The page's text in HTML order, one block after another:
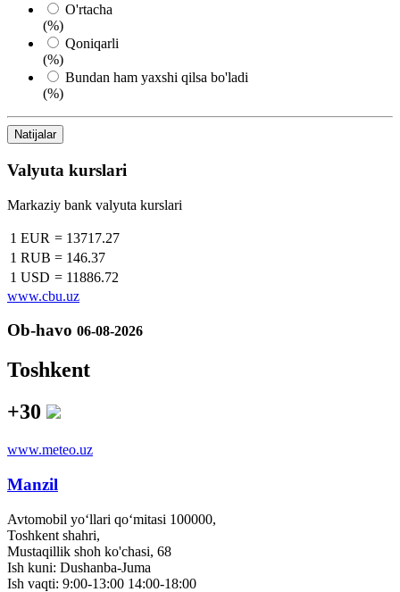
O'rtacha
(%)
Qoniqarli
(%)
Bundan ham yaxshi qilsa bo'ladi
(%)
Natijalar
Valyuta kurslari
Markaziy bank valyuta kurslari
1 EUR = 13717.27
1 RUB = 146.37
1 USD = 11886.72
www.cbu.uz
Ob-havo 06-08-2026
Toshkent
+30
www.meteo.uz
Manzil
Avtomobil yo‘llari qo‘mitasi 100000,
Toshkent shahri,
Mustaqillik shoh ko'chasi, 68
Ish kuni: Dushanba-Juma
Ish vaqti: 9:00-13:00 14:00-18:00